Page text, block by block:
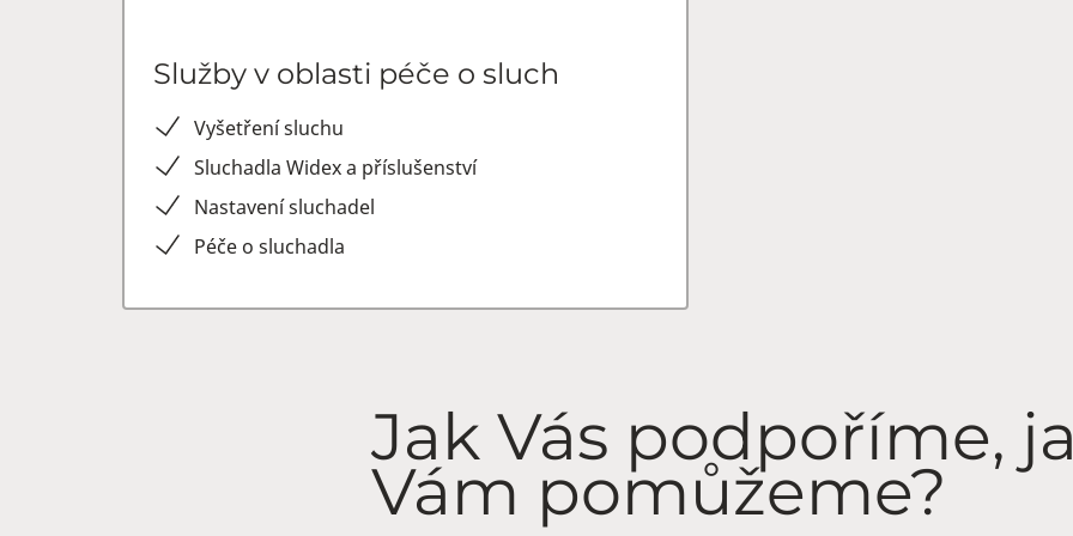
Služby v oblasti péče o sluch
Vyšetření sluchu
Sluchadla Widex a příslušenství
Nastavení sluchadel
Péče o sluchadla
Jak Vás podpoříme,
Vám pomůžeme?